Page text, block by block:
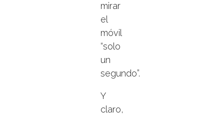
mirar
el
móvil
“solo
un
segundo”.
Y
claro,